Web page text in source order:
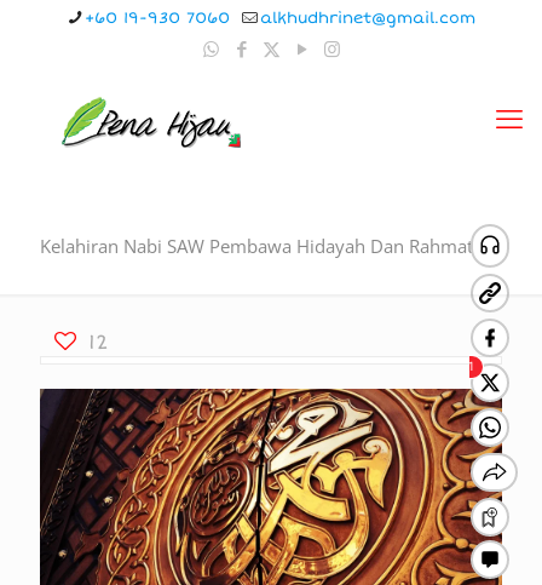
+60 19-930 7060 alkhudhrinet@gmail.com
Kelahiran Nabi SAW Pembawa Hidayah Dan Rahmat
12